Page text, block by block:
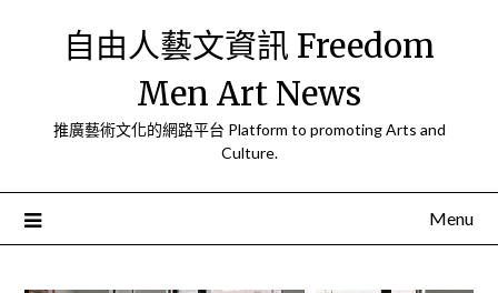
自由人藝文資訊 Freedom
Men Art News
推廣藝術文化的網路平台 Platform to promoting Arts and
Culture.
Menu